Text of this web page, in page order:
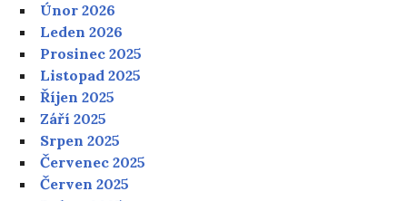
Únor 2026
Leden 2026
Prosinec 2025
Listopad 2025
Říjen 2025
Září 2025
Srpen 2025
Červenec 2025
Červen 2025